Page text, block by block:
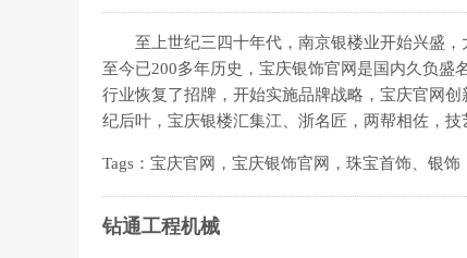
至上世纪三四十年代，南京银楼业开始兴盛，
至今已200多年历史，宝庆银饰官网是国内久负盛
行业恢复了招牌，开始实施品牌战略，宝庆官网
纪后叶，宝庆银楼汇集江、浙名匠，两帮相佐，技
Tags：宝庆官网，宝庆银饰官网，珠宝首饰、银饰
钻通工程机械